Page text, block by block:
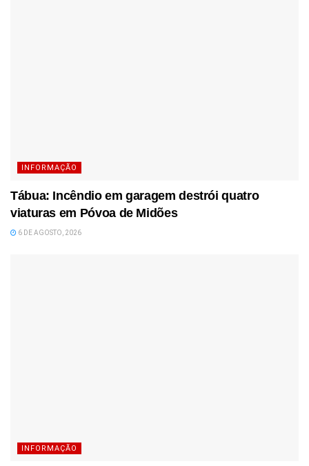
INFORMAÇÃO
Tábua: Incêndio em garagem destrói quatro
viaturas em Póvoa de Midões
6 DE AGOSTO, 2026
INFORMAÇÃO